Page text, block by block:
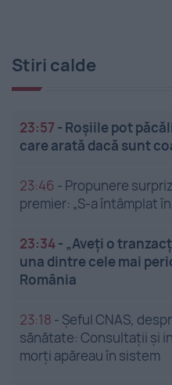
Stiri calde
23:57 - Roșiile pot
care arată dacă sunt
23:46 - Propunere
premier: „S-a întâmplat
23:34- „Aveți o
una dintre cele mai
România
23:18 - Șeful CNAS,
sănătate: Consultații și
morți apăreau în sistem